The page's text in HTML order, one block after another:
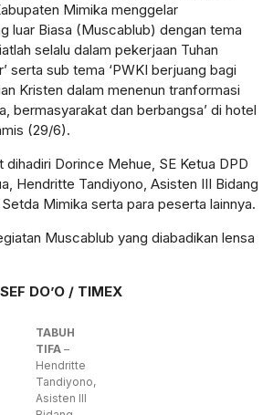
Mimika menggelar
luar Biasa (Muscablub) dengan tema
selalu dalam pekerjaan Tuhan
serta sub tema ‘PWKI berjuang bagi
Kristen dalam menenun tranformasi
bermasyarakat dan berbangsa’ di hotel
(29/6).
Dorince Mehue, SE Ketua DPD
Hendritte Tandiyono, Asisten III Bidang
Mimika serta para peserta lainnya.
Muscablub yang diabadikan lensa
DO’O / TIMEX
TABUH
TIFA –
Hendritte
Tandiyono,
Asisten III